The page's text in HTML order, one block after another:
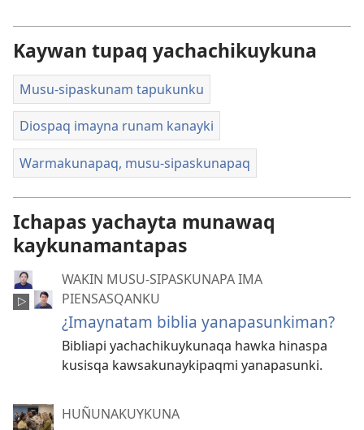
Kaywan tupaq yachachikuykuna
Musu-sipaskunam tapukunku
Diospaq imayna runam kanayki
Warmakunapaq, musu-sipaskunapaq
Ichapas yachayta munawaq
kaykunamantapas
WAKIN MUSU-SIPASKUNAPA IMA
PIENSASQANKU
¿Imaynatam biblia yanapasunkiman?
Bibliapi yachachikuykunaqa hawka hinaspa
kusisqa kawsakunaykipaqmi yanapasunki.
HUÑUNAKUYKUNA